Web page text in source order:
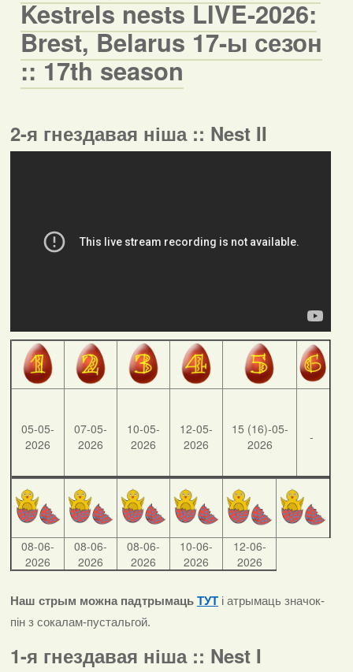
Kestrels nests LIVE-2026:
Brest, Belarus 17-ы сезон
:: 17th season
2-я гнездавая ніша :: Nest II
05-05-
2026
07-05-
2026
10-05-
2026
12-05-
2026
15 (16)-05-
2026
-
08-06-
2026
08-06-
2026
08-06-
2026
10-06-
2026
12-06-
2026
Наш стрым можна падтрымаць ТУТ і атрымаць значок-
пін з сокалам-пустальгой.
1-я гнездавая ніша :: Nest I